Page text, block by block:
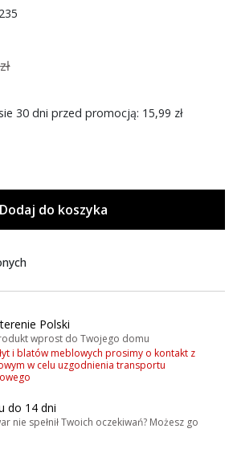
30 dni przed promocją: 15,99 zł
Dodaj do koszyka
Polski
wprost do Twojego domu
i blatów meblowych prosimy o kontakt z
w celu uzgodnienia transportu
do 14 dni
nie spełnił Twoich oczekiwań? Możesz go